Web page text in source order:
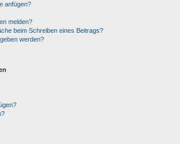
anfügen?
melden?
beim Schreiben eines Beitrags?
werden?